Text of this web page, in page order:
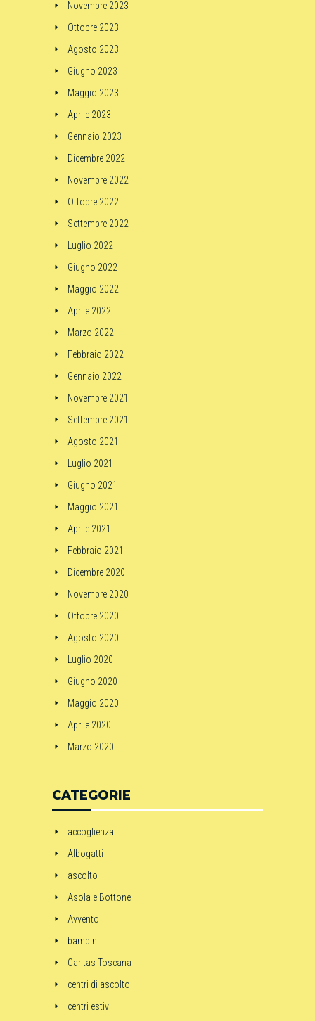
Novembre 2023
Ottobre 2023
Agosto 2023
Giugno 2023
Maggio 2023
Aprile 2023
Gennaio 2023
Dicembre 2022
Novembre 2022
Ottobre 2022
Settembre 2022
Luglio 2022
Giugno 2022
Maggio 2022
Aprile 2022
Marzo 2022
Febbraio 2022
Gennaio 2022
Novembre 2021
Settembre 2021
Agosto 2021
Luglio 2021
Giugno 2021
Maggio 2021
Aprile 2021
Febbraio 2021
Dicembre 2020
Novembre 2020
Ottobre 2020
Agosto 2020
Luglio 2020
Giugno 2020
Maggio 2020
Aprile 2020
Marzo 2020
CATEGORIE
accoglienza
Albogatti
ascolto
Asola e Bottone
Avvento
bambini
Caritas Toscana
centri di ascolto
centri estivi